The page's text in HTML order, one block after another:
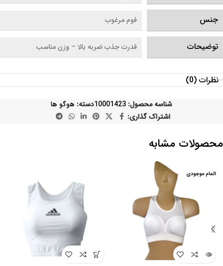
جنس فوم مرغوب
توضیحات قدرت جذب ضربه بالا – وزن مناسب
نظرات (0)
شناسه محصول: 10001423دسته: هوگو ها
اشتراک گذاری:
محصولات مشابه
اتمام موجودی